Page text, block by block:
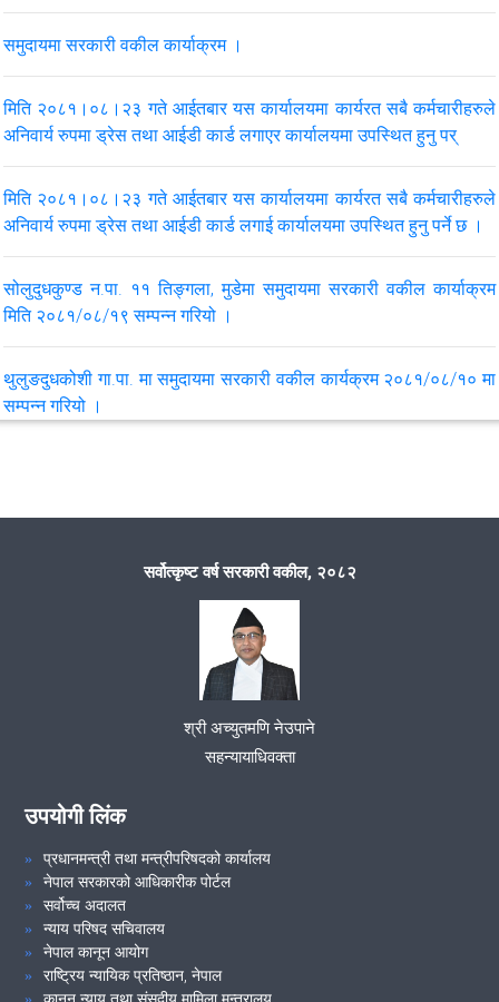
समुदायमा सरकारी वकील कार्याक्रम ।
मिति २०८१।०८।२३ गते आईतबार यस कार्यालयमा कार्यरत सबै कर्मचारीहरुले
अनिवार्य रुपमा ड्रेस तथा आईडी कार्ड लगाएर कार्यालयमा उपस्थित हुनु पर्
मिति २०८१।०८।२३ गते आईतबार यस कार्यालयमा कार्यरत सबै कर्मचारीहरुले
अनिवार्य रुपमा ड्रेस तथा आईडी कार्ड लगाई कार्यालयमा उपस्थित हुनु पर्ने छ ।
सोलुदुधकुण्ड न.पा. ११ तिङ्गला, मुडेमा समुदायमा सरकारी वकील कार्याक्रम
मिति २०८१/०८/१९ सम्पन्न गरियो ।
थुलुङदुधकोशी गा.पा. मा समुदायमा सरकारी वकील कार्यक्रम २०८१/०८/१० मा
सम्पन्न गरियो ।
समुदायमा सरकारी वकील कार्यक्रम
जिल्ला सरकारी वकील कार्यालय, सोलुखुम्बुको आ.व २०७९/८० को मुद्दाको
सर्वोत्कृष्ट वर्ष सरकारी वकील, २०८२
श्री अच्युतमणि नेउपाने
सहन्यायाधिवक्ता
उपयोगी लिंक
प्रधानमन्त्री तथा मन्त्रीपरिषदको कार्यालय
नेपाल सरकारको आधिकारीक पोर्टल
सर्वोच्च अदालत
न्याय परिषद सचिवालय
नेपाल कानून आयोग
राष्ट्रिय न्यायिक प्रतिष्ठान, नेपाल